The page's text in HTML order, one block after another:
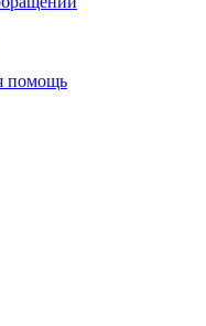
помощь